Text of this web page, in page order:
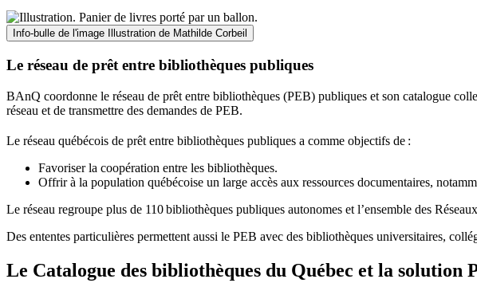
Info-bulle de l'image Illustration de Mathilde Corbeil
Le réseau de prêt entre bibliothèques publiques
BAnQ coordonne le réseau de prêt entre bibliothèques (PEB) publiques et son catalogue
réseau et de transmettre des demandes de PEB.
Le réseau québécois de prêt entre bibliothèques publiques a comme objectifs de :
Favoriser la coopération entre les bibliothèques.
Offrir à la population québécoise un large accès aux ressources documentaires,
Le réseau regroupe plus de 110bibliothèques publiques autonomes et l’ensemble des Ré
Des ententes particulières permettent aussi le PEB avec des bibliothèques universitaires,
Le Catalogue des bibliothèques du Québec et la solution